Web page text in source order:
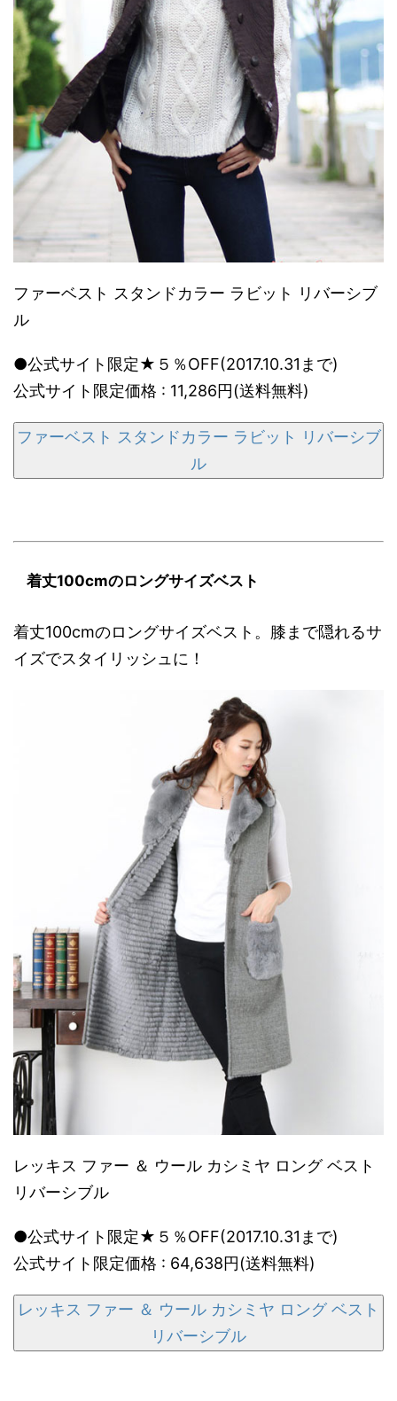
ファーベスト スタンドカラー ラビット リバーシブ
ル
●公式サイト限定★５％OFF(2017.10.31まで)
公式サイト限定価格 : 11,286円(送料無料)
ファーベスト スタンドカラー ラビット リバーシブ
ル
着丈100cmのロングサイズベスト
着丈100cmのロングサイズベスト。膝まで隠れるサ
イズでスタイリッシュに！
レッキス ファー ＆ ウール カシミヤ ロング ベスト
リバーシブル
●公式サイト限定★５％OFF(2017.10.31まで)
公式サイト限定価格 : 64,638円(送料無料)
レッキス ファー ＆ ウール カシミヤ ロング ベスト
リバーシブル